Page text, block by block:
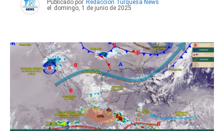
Publicado por Redacción Turquesa News
el
domingo, 1 de junio de 2025